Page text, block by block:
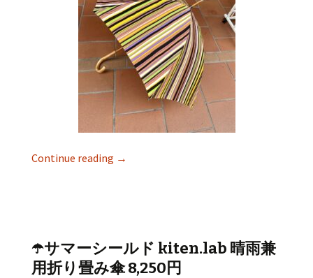
Continue reading →
☂️サマーシールド kiten.lab 晴雨兼
用折り畳み傘 8,250円